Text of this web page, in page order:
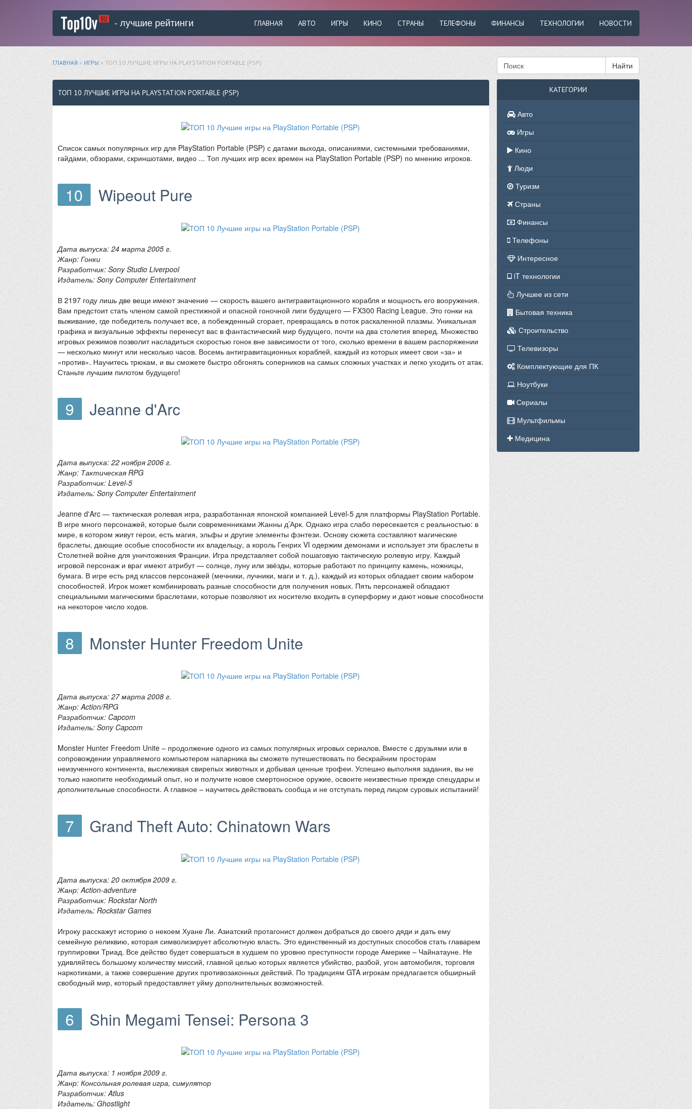
- лучшие рейтинги ГЛАВНАЯ АВТО ИГРЫ КИНО СТРАНЫ ТЕЛЕФОНЫ ФИНАНСЫ ТЕХНОЛОГИИ НОВОСТИ
ГЛАВНАЯ»ИГРЫ» ТОП 10 ЛУЧШИЕ ИГРЫ НА PLAYSTATION PORTABLE (PSP)
ТОП 10 ЛУЧШИЕ ИГРЫ НА PLAYSTATION PORTABLE (PSP)
Список самых популярных игр для PlayStation Portable (PSP) с датами выхода, описаниями, системными требованиями,
гайдами, обзорами, скриншотами, видео ... Топ лучших игр всех времен на PlayStation Portable (PSP) по мнению игроков.
10 Wipeout Pure
Дата выпуска: 24 марта 2005 г.
Жанр: Гонки
Разработчик: Sony Studio Liverpool
Издатель: Sony Computer Entertainment
В 2197 году лишь две вещи имеют значение — скорость вашего антигравитационного корабля и мощность его вооружения.
Вам предстоит стать членом самой престижной и опасной гоночной лиги будущего — FX300 Racing League. Это гонки на
выживание, где победитель получает все, а побежденный сгорает, превращаясь в поток раскаленной плазмы. Уникальная
графика и визуальные эффекты перенесут вас в фантастический мир будущего, почти на два столетия вперед. Множество
игровых режимов позволит насладиться скоростью гонок вне зависимости от того, сколько времени в вашем распоряжении
— несколько минут или несколько часов. Восемь антигравитационных кораблей, каждый из которых имеет свои «за» и
«против». Научитесь трюкам, и вы сможете быстро обгонять соперников на самых сложных участках и легко уходить от атак.
Станьте лучшим пилотом будущего!
9 Jeanne d'Arc
Дата выпуска: 22 ноября 2006 г.
Жанр: Тактическая RPG
Разработчик: Level-5
Издатель: Sony Computer Entertainment
Jeanne d'Arc — тактическая ролевая игра, разработанная японской компанией Level-5 для платформы PlayStation Portable.
В игре много персонажей, которые были современниками Жанны д’Арк. Однако игра слабо пересекается с реальностью: в
мире, в котором живут герои, есть магия, эльфы и другие элементы фэнтези. Основу сюжета составляют магические
браслеты, дающие особые способности их владельцу, а король Генрих VI одержим демонами и использует эти браслеты в
Столетней войне для уничтожения Франции. Игра представляет собой пошаговую тактическую ролевую игру. Каждый
игровой персонаж и враг имеют атрибут — солнце, луну или звёзды, которые работают по принципу камень, ножницы,
бумага. В игре есть ряд классов персонажей (мечники, лучники, маги и т. д.), каждый из которых обладает своим набором
способностей. Игрок может комбинировать разные способности для получения новых. Пять персонажей обладают
специальными магическими браслетами, которые позволяют их носителю входить в суперформу и дают новые способности
на некоторое число ходов.
8 Monster Hunter Freedom Unite
Дата выпуска: 27 марта 2008 г.
Жанр: Action/RPG
Разработчик: Capcom
Издатель: Sony Capcom
Monster Hunter Freedom Unite – продолжение одного из самых популярных игровых сериалов. Вместе с друзьями или в
сопровождении управляемого компьютером напарника вы сможете путешествовать по бескрайним просторам
неизученного континента, выслеживая свирепых животных и добывая ценные трофеи. Успешно выполняя задания, вы не
только накопите необходимый опыт, но и получите новое смертоносное оружие, освоите неизвестные прежде спецудары и
дополнительные способности. А главное – научитесь действовать сообща и не отступать перед лицом суровых испытаний!
7 Grand Theft Auto: Chinatown Wars
Дата выпуска: 20 октября 2009 г.
Жанр: Action-adventure
Разработчик: Rockstar North
Издатель: Rockstar Games
Игроку расскажут историю о некоем Хуане Ли. Азиатский протагонист должен добраться до своего дяди и дать ему
семейную реликвию, которая символизирует абсолютную власть. Это единственный из доступных способов стать главарем
группировки Триад. Все действо будет совершаться в худшем по уровню преступности городе Америке – Чайнатауне. Не
удивляйтесь большому количеству миссий, главной целью которых является убийство, разбой, угон автомобиля, торговля
наркотиками, а также совершение других противозаконных действий. По традициям GTA игрокам предлагается обширный
свободный мир, который предоставляет уйму дополнительных возможностей.
6 Shin Megami Tensei: Persona 3
Дата выпуска: 1 ноября 2009 г.
Жанр: Консольная ролевая игра, симулятор
Разработчик: Atlus
Издатель: Ghostlight
Найти
КАТЕГОРИИ
Авто
Игры
Кино
Люди
Туризм
Страны
Финансы
Телефоны
Интересное
iT технологии
Лучшее из сети
Бытовая техника
Строительство
Телевизоры
Комплектующие для ПК
Ноутбуки
Сериалы
Мультфильмы
Медицина